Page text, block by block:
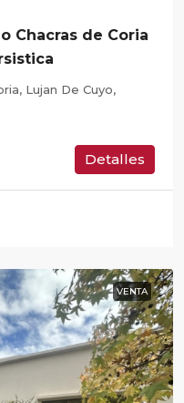
Chacras de Coria
Lujan De Cuyo,
Detalles
VENTA